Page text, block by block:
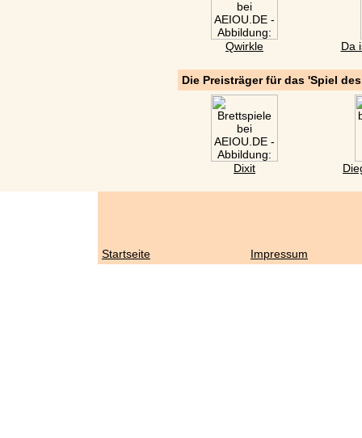
Qwirkle Da
Die Preisträger für das 'Spiel
Dixit
Startseite Impressum